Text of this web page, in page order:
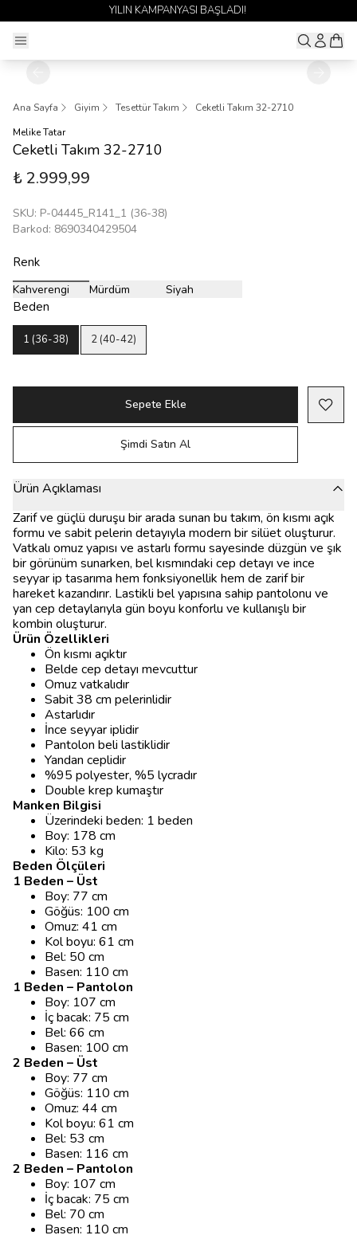
YILIN KAMPANYASI BAŞLADI!
Ana Sayfa Giyim Tesettür Takım
Ceketli Takım 32-2710
Melike Tatar
Ceketli Takım 32-2710
₺ 2.999,99
SKU: P-04445_R141_1 (36-38)
Barkod: 8690340429504
Renk
Kahverengi Mürdüm Siyah
Beden
1 (36-38) 2 (40-42)
Sepete Ekle
Şimdi Satın Al
Ürün Açıklaması
Zarif ve güçlü duruşu bir arada sunan bu takım, ön kısmı açık
formu ve sabit pelerin detayıyla modern bir silüet oluşturur.
Vatkalı omuz yapısı ve astarlı formu sayesinde düzgün ve şık
bir görünüm sunarken, bel kısmındaki cep detayı ve ince
seyyar ip tasarıma hem fonksiyonellik hem de zarif bir
hareket kazandırır. Lastikli bel yapısına sahip pantolonu ve
yan cep detaylarıyla gün boyu konforlu ve kullanışlı bir
kombin oluşturur.
Ürün Özellikleri
Ön kısmı açıktır
Belde cep detayı mevcuttur
Omuz vatkalıdır
Sabit 38 cm pelerinlidir
Astarlıdır
İnce seyyar iplidir
Pantolon beli lastiklidir
Yandan ceplidir
%95 polyester, %5 lycradır
Double krep kumaştır
Manken Bilgisi
Üzerindeki beden: 1 beden
Boy: 178 cm
Kilo: 53 kg
Beden Ölçüleri
1 Beden – Üst
Boy: 77 cm
Göğüs: 100 cm
Omuz: 41 cm
Kol boyu: 61 cm
Bel: 50 cm
Basen: 110 cm
1 Beden – Pantolon
Boy: 107 cm
İç bacak: 75 cm
Bel: 66 cm
Basen: 100 cm
2 Beden – Üst
Boy: 77 cm
Göğüs: 110 cm
Omuz: 44 cm
Kol boyu: 61 cm
Bel: 53 cm
Basen: 116 cm
2 Beden – Pantolon
Boy: 107 cm
İç bacak: 75 cm
Bel: 70 cm
Basen: 110 cm